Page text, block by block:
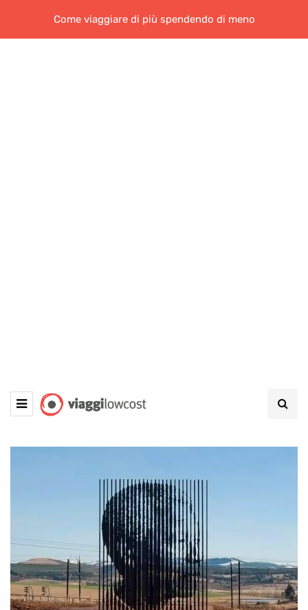
Come viaggiare di più spendendo di meno